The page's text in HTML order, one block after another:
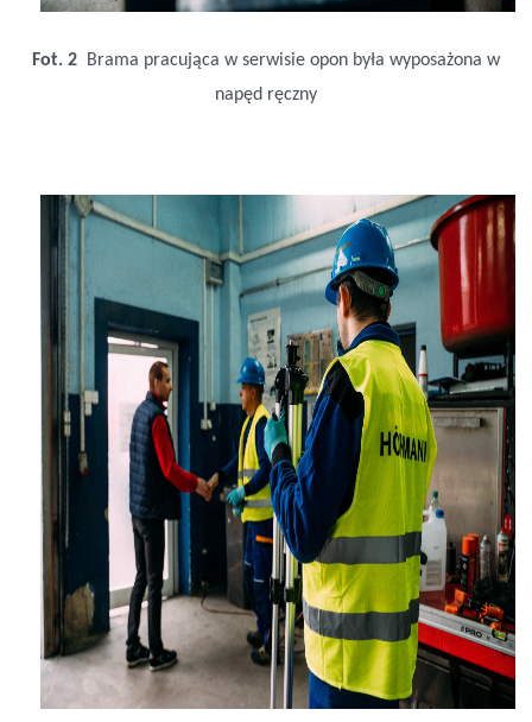
Fot. 2
Brama pracująca w serwisie opon była wyposażona w
napęd ręczny